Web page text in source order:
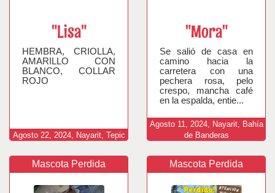
"Lisa"
HEMBRA, CRIOLLA,
AMARILLO CON
BLANCO, COLLAR
ROJO
Agosto 22, 2024, Nayarit, Tepic
"Mora"
Se salió de casa en
camino hacia la
carretera con una
pechera rosa, pelo
crespo, mancha café
en la espalda, entie...
Agosto 11, 2024, Nayarit, Bahía
de Banderas
Mascota Perdida Mascota Perdida